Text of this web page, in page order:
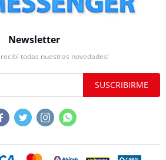
Newsletter
recibí todas nuestras novedades!
SUSCRIBIRME
  